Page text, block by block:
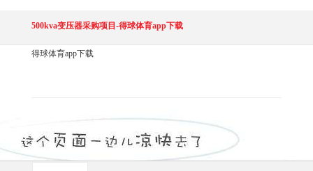
500kva变压器采购项目-得球体育app下载
得球体育app下载